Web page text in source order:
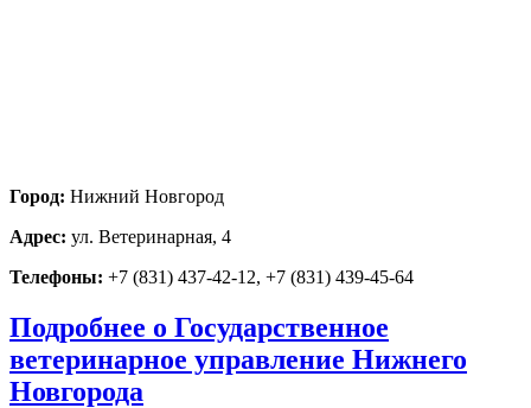
Город: Нижний Новгород
Адрес: ул. Ветеринарная, 4
Телефоны: +7 (831) 437-42-12, +7 (831) 439-45-64
Подробнее о Государственное
ветеринарное управление Нижнего
Новгорода